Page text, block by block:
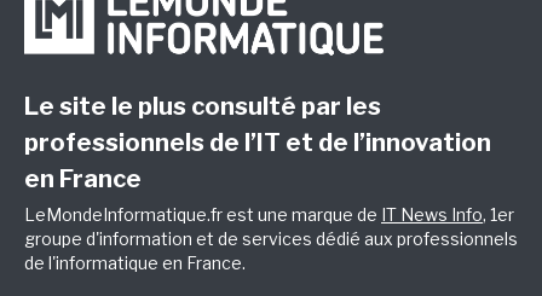
Le site le plus consulté par les
professionnels de l’IT et de l’innovation
en France
LeMondeInformatique.fr est une marque de IT News Info, 1er
groupe d'information et de services dédié aux professionnels
de l'informatique en France.